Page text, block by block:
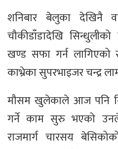
शनिबार बेलुका देखिनै
चौकीडाँडादेखि
खण्ड सफा गर्न लागिएको
काभ्रेका सुपरभाइजर चन्द्र
मौसम खुलेकाले आज पनि
गर्ने काम सुरु भएको
राजमार्ग चारसय